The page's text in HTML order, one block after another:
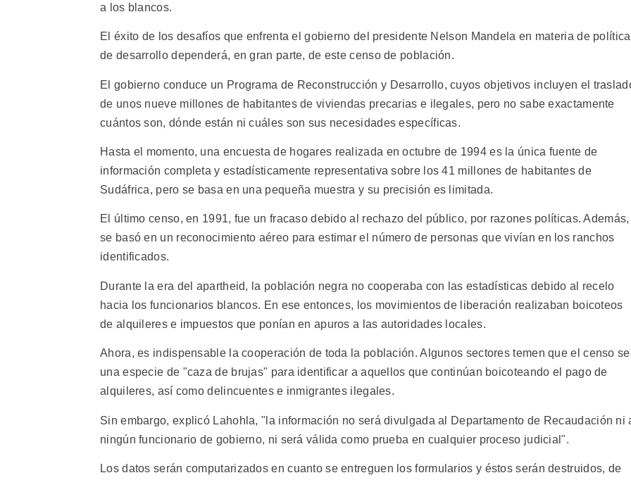
a los blancos.
El éxito de los desafíos que enfrenta el gobierno del presidente Nelson Mandela en materia de política
de desarrollo dependerá, en gran parte, de este censo de población.
El gobierno conduce un Programa de Reconstrucción y Desarrollo, cuyos objetivos incluyen el
de unos nueve millones de habitantes de viviendas precarias e ilegales, pero no sabe exactamente
cuántos son, dónde están ni cuáles son sus necesidades específicas.
Hasta el momento, una encuesta de hogares realizada en octubre de 1994 es la única fuente de
información completa y estadísticamente representativa sobre los 41 millones de habitantes de
Sudáfrica, pero se basa en una pequeña muestra y su precisión es limitada.
El último censo, en 1991, fue un fracaso debido al rechazo del público, por razones políticas. Además,
se basó en un reconocimiento aéreo para estimar el número de personas que vivían en los ranchos
identificados.
Durante la era del apartheid, la población negra no cooperaba con las estadísticas debido al recelo
hacia los funcionarios blancos. En ese entonces, los movimientos de liberación realizaban boicoteos
de alquileres e impuestos que ponían en apuros a las autoridades locales.
Ahora, es indispensable la cooperación de toda la población. Algunos sectores temen que el censo
una especie de "caza de brujas" para identificar a aquellos que continúan boicoteando el pago de
alquileres, así como delincuentes e inmigrantes ilegales.
Sin embargo, explicó Lahohla, "la información no será divulgada al Departamento de Recaudación ni
ningún funcionario de gobierno, ni será válida como prueba en cualquier proceso judicial".
Los datos serán computarizados en cuanto se entreguen los formularios y éstos serán destruidos, de